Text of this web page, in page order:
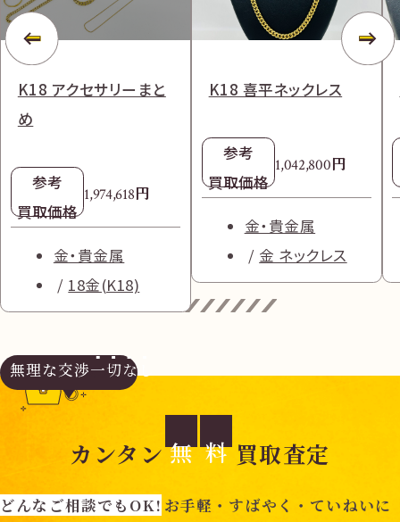
K18 アクセサリーまと
め
参考
買取価格
1,974,618円
金・貴金属
18金(K18)
K18 喜平ネックレス
参考
買取価格
1,042,800円
金・貴金属
金 ネックレス
無理な交渉一切なし
カンタン 無 料 買取査定
どんなご相談でもOK! お手軽・すばやく・ていねいに